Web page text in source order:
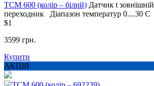
ТСМ 600 (колір – білий) Датчик t зовнішній
переходник
Діапазон температур 0....30 С
$1
3599 грн.
Купити
АКЦІЯ